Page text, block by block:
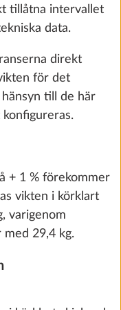
vattenpump
820 kr
utan att överskrida
tillstånd.
som HOBBY
med
föraren och
sittplatser och
110 kg
i lag
hjälp av